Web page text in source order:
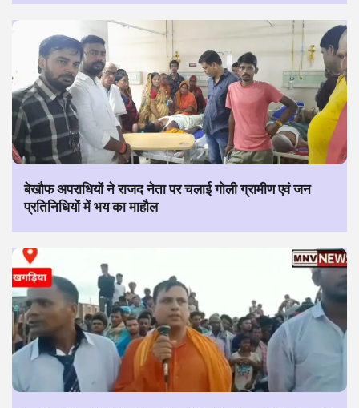
बेखौफ अपराधियों ने राजद नेता पर चलाई गोली ग्रामीण एवं जन
प्रतिनिधियों में भय का माहौल